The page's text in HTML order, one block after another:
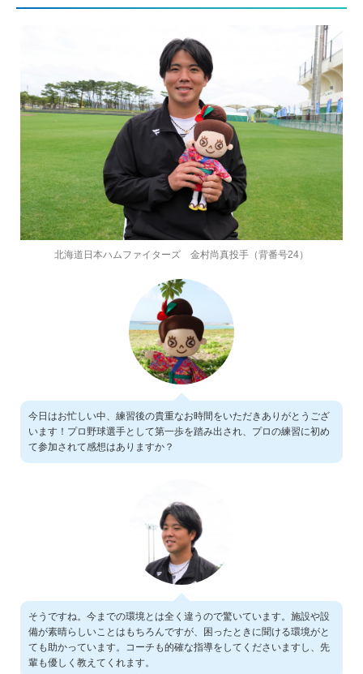
北海道日本ハムファイターズ 金村尚真投手（背番号24）
今日はお忙しい中、練習後の貴重なお時間をいただきありがとうござ
います！プロ野球選手として第一歩を踏み出され、プロの練習に初め
て参加されて感想はありますか？
そうですね。今までの環境とは全く違うので驚いています。施設や設
備が素晴らしいことはもちろんですが、困ったときに聞ける環境がと
ても助かっています。コーチも的確な指導をしてくださいますし、先
輩も優しく教えてくれます。